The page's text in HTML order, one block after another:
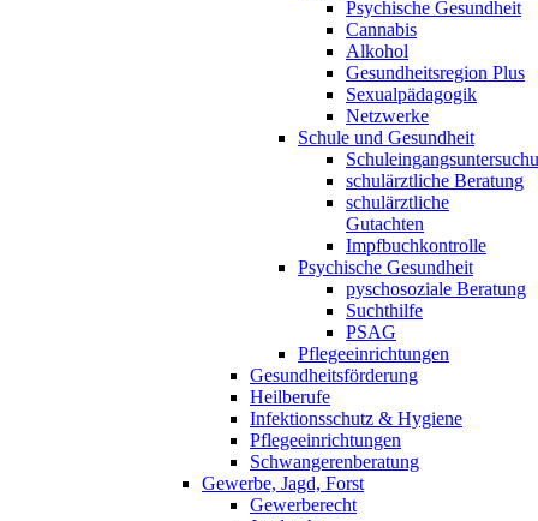
Psychische Gesundheit
Cannabis
Alkohol
Gesundheitsregion Plus
Sexualpädagogik
Netzwerke
Schule und Gesundheit
schulärztliche Beratung
schulärztliche
Gutachten
Impfbuchkontrolle
Psychische Gesundheit
pyschosoziale Beratung
Suchthilfe
PSAG
Pflegeeinrichtungen
Gesundheitsförderung
Heilberufe
Infektionsschutz & Hygiene
Pflegeeinrichtungen
Schwangerenberatung
Gewerbe, Jagd, Forst
Gewerberecht